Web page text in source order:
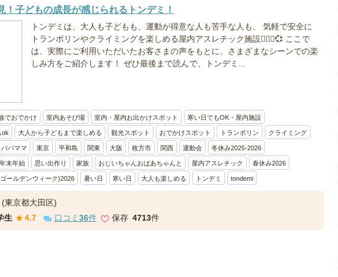
！子どもの成長が感じられるトンデミ！
トンデミは、大人も子どもも、運動が得意な人も苦手な人も、 気軽で安全に
トランポリンやクライミングを楽しめる屋内アスレチック施設🤸🏻‍♂️💞 ここで
は、実際にご利用いただいたお客さまの声をもとに、さまざまなシーンでの楽
しみ方をご紹介します！ ぜひ最後まで読んで、トンデミ...
でおでかけ 室内あそび場 室内・屋内お出かけスポット 寒い日でもOK・屋内施設
ok 大人から子どもまで楽しめる 観光スポット おでかけスポット トランポリン クライミング
パパママ 東京 平和島 関東 大阪 枚方市 関西 運動会 冬休み2025-2026
年末年始 思い出作り 家族 おじいちゃんおばあちゃんと 屋内アスレチック 春休み2026
ールデンウィーク)2026 暑い日 寒い日 大人も楽しめる トンデミ tondemi
(東京都大田区)
生 ★4.7 口コミ 36件 保存 4713件